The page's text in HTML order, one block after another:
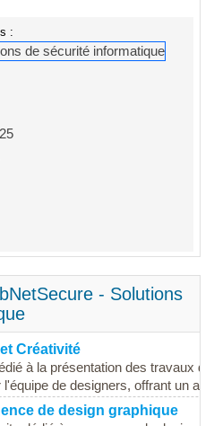
:
- Solutions
Créativité
à la présentation des travaux
de designers, offrant un
de design graphique